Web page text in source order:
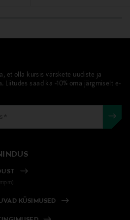
et olla kursis värskete uudiste ja
Liitudes saad ka -10% oma järgmiselt e-
KÜSIMUSED